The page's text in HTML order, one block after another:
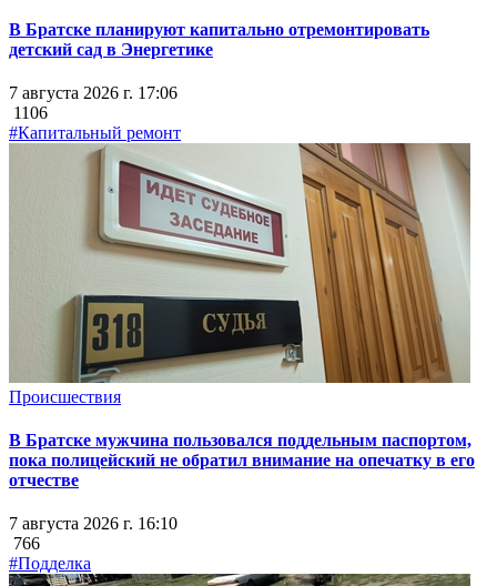
В Братске планируют капитально отремонтировать
детский сад в Энергетике
7 августа 2026 г. 17:06
1106
#Капитальный ремонт
Происшествия
В Братске мужчина пользовался поддельным паспортом,
пока полицейский не обратил внимание на опечатку в его
отчестве
7 августа 2026 г. 16:10
766
#Подделка